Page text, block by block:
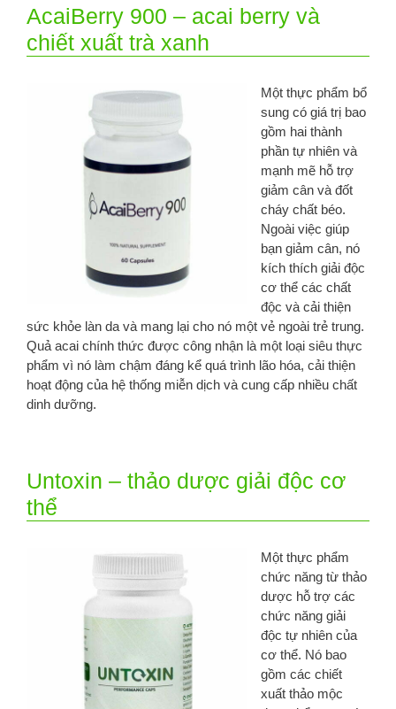
AcaiBerry 900 – acai berry và
chiết xuất trà xanh
Một thực phẩm bổ
sung có giá trị bao
gồm hai thành
phần tự nhiên và
mạnh mẽ hỗ trợ
giảm cân và đốt
cháy chất béo.
Ngoài việc giúp
bạn giảm cân, nó
kích thích giải độc
cơ thể các chất
độc và cải thiện
sức khỏe làn da và mang lại cho nó một vẻ ngoài trẻ trung.
Quả acai chính thức được công nhận là một loại siêu thực
phẩm vì nó làm chậm đáng kể quá trình lão hóa, cải thiện
hoạt động của hệ thống miễn dịch và cung cấp nhiều chất
dinh dưỡng.
Untoxin – thảo dược giải độc cơ
thể
Một thực phẩm
chức năng từ thảo
dược hỗ trợ các
chức năng giải
độc tự nhiên của
cơ thể. Nó bao
gồm các chiết
xuất thảo mộc